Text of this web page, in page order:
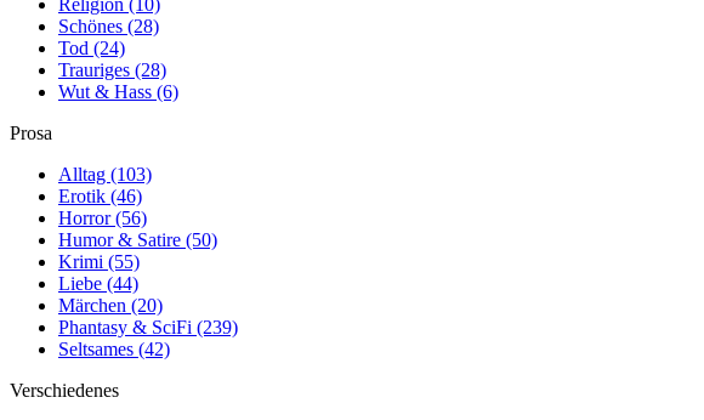
Religion (10)
Schönes (28)
Tod (24)
Trauriges (28)
Wut & Hass (6)
Prosa
Alltag (103)
Erotik (46)
Horror(56)
Humor & Satire (50)
Krimi (55)
Liebe (44)
Märchen (20)
Phantasy & SciFi (239)
Seltsames (42)
Verschiedenes